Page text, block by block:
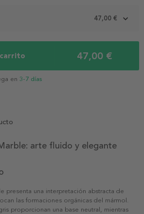
47,00 €
47,00 €
en 3-7 días
arte fluido y elegante
presenta una interpretación abstracta de
las formaciones orgánicas del mármol.
proporcionan una base neutral, mientras